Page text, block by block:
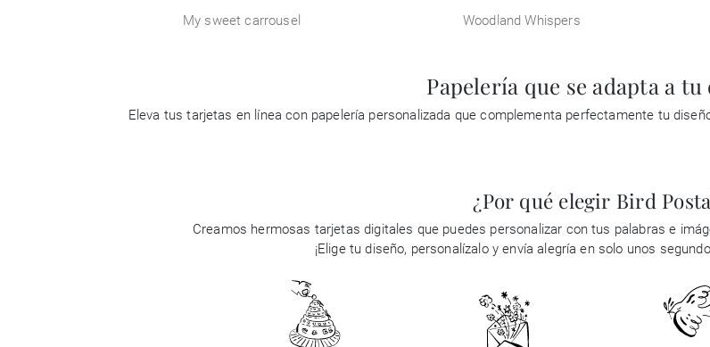
My sweet carrousel Woodland Whispers
Papelería que se adapta a tu
Eleva tus tarjetas en línea con papelería personalizada que complementa perfectamente tu
¿Por qué elegir Bird
Creamos hermosas tarjetas digitales que puedes personalizar con tus palabras e
¡Elige tu diseño, personalízalo y envía alegría en solo unos